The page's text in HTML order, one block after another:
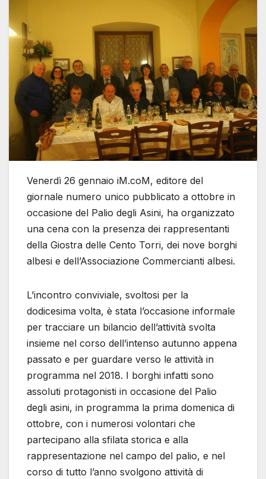
Venerdì 26 gennaio iM.coM, editore del
giornale numero unico pubblicato a ottobre in
occasione del Palio degli Asini, ha organizzato
una cena con la presenza dei rappresentanti
della Giostra delle Cento Torri, dei nove borghi
albesi e dell’Associazione Commercianti albesi.
L’incontro conviviale, svoltosi per la
dodicesima volta, è stata l’occasione informale
per tracciare un bilancio dell’attività svolta
insieme nel corso dell’intenso autunno appena
passato e per guardare verso le attività in
programma nel 2018. I borghi infatti sono
assoluti protagonisti in occasione del Palio
degli asini, in programma la prima domenica di
ottobre, con i numerosi volontari che
partecipano alla sfilata storica e alla
rappresentazione nel campo del palio, e nel
corso di tutto l’anno svolgono attività di